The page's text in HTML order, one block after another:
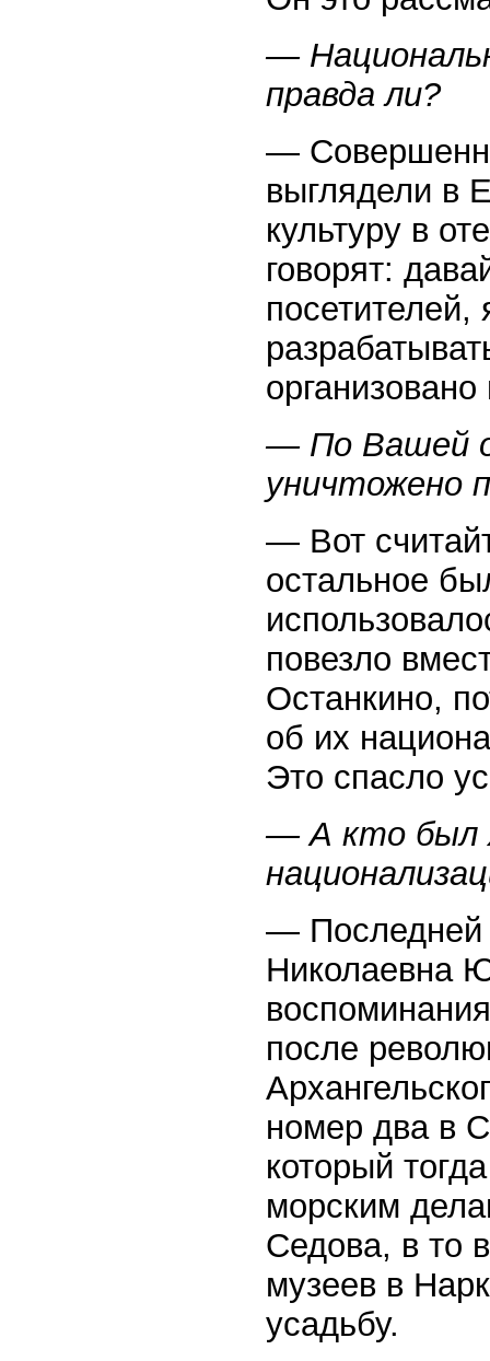
—
правда ли?
—
выглядели в
культуру в
говорят:
посетителей,
— По Вашей
уничтожено
— Вот
остальное
повезло
Останкино,
об их
Это спасло
— А кто был
— Последней
Николаевна
после
номер два в
который
морским
Седова, в то
музеев в
усадьбу.